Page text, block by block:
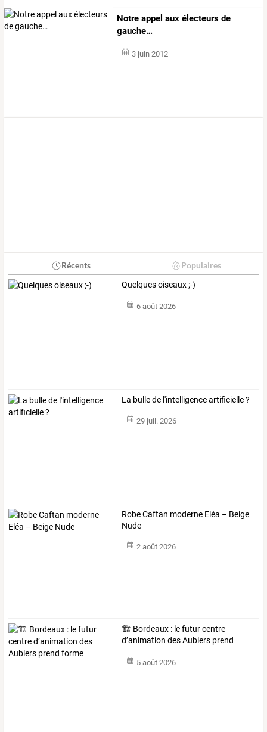
Notre appel aux électeurs de
gauche…
3 juin 2012
Récents Populaires
Quelques oiseaux ;-)
6 août 2026
La bulle de l'intelligence artificielle ?
29 juil. 2026
Robe Caftan moderne Eléa – Beige
Nude
2 août 2026
🏗️ Bordeaux : le futur centre
d’animation des Aubiers prend
5 août 2026